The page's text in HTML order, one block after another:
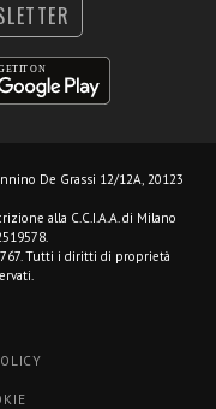
De Grassi 12/12A, 20123
alla C.C.I.A.A. di Milano
Tutti i diritti di proprietà